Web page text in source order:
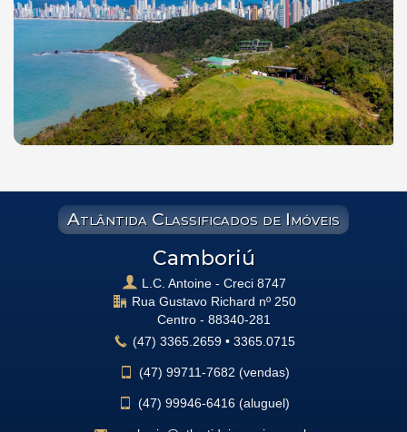
Atlântida Classificados de Imóveis
Camboriú
L.C. Antoine - Creci 8747
Rua Gustavo Richard nº 250
Centro - 88340-281
(47) 3365.2659 • 3365.0715
(47) 99711-7682 (vendas)
(47) 99946-6416 (aluguel)